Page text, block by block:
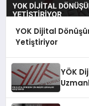
YOK Dijital
Yetiştiriyor
YÖK